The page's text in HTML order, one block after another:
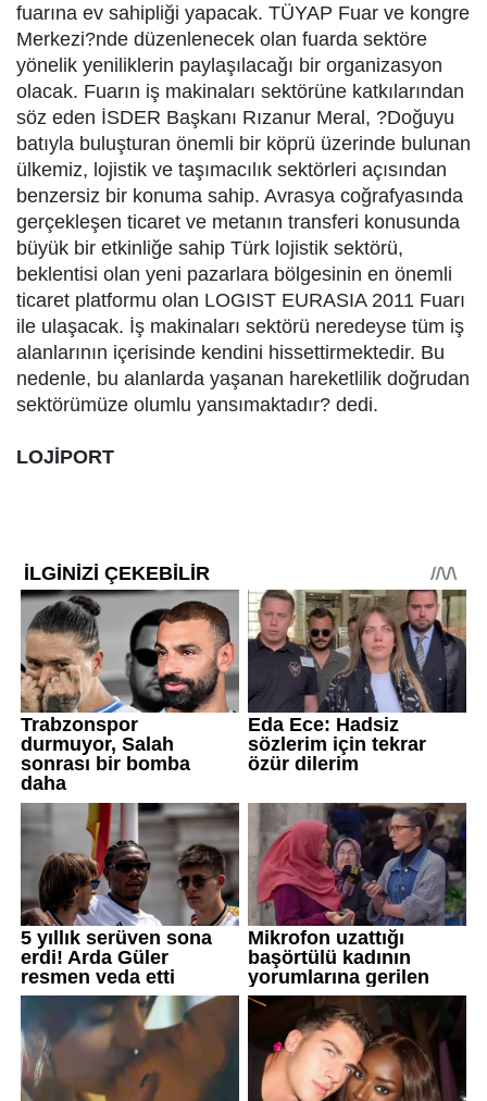
fuarına ev sahipliği yapacak. TÜYAP Fuar ve kongre
Merkezi?nde düzenlenecek olan fuarda sektöre
yönelik yeniliklerin paylaşılacağı bir organizasyon
olacak. Fuarın iş makinaları sektörüne katkılarından
söz eden İSDER Başkanı Rızanur Meral, ?Doğuyu
batıyla buluşturan önemli bir köprü üzerinde bulunan
ülkemiz, lojistik ve taşımacılık sektörleri açısından
benzersiz bir konuma sahip. Avrasya coğrafyasında
gerçekleşen ticaret ve metanın transferi konusunda
büyük bir etkinliğe sahip Türk lojistik sektörü,
beklentisi olan yeni pazarlara bölgesinin en önemli
ticaret platformu olan LOGIST EURASIA 2011 Fuarı
ile ulaşacak. İş makinaları sektörü neredeyse tüm iş
alanlarının içerisinde kendini hissettirmektedir. Bu
nedenle, bu alanlarda yaşanan hareketlilik doğrudan
sektörümüze olumlu yansımaktadır? dedi.
LOJİPORT